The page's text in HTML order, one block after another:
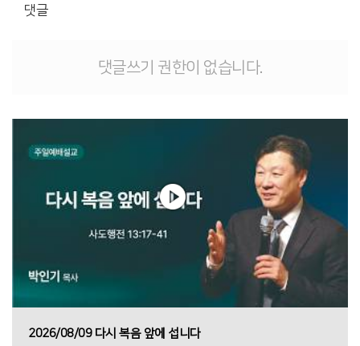
댓글
댓글쓰기 권한이 없습니다.
2026/08/09 다시 복음 앞에 섭니다